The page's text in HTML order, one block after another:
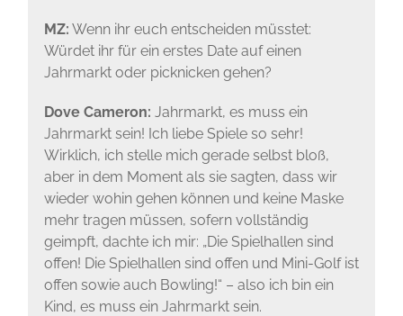
MZ: Wenn ihr euch entscheiden müsstet:
Würdet ihr für ein erstes Date auf einen
Jahrmarkt oder picknicken gehen?
Dove Cameron: Jahrmarkt, es muss ein
Jahrmarkt sein! Ich liebe Spiele so sehr!
Wirklich, ich stelle mich gerade selbst bloß,
aber in dem Moment als sie sagten, dass wir
wieder wohin gehen können und keine Maske
mehr tragen müssen, sofern vollständig
geimpft, dachte ich mir: „Die Spielhallen sind
offen! Die Spielhallen sind offen und Mini-Golf ist
offen sowie auch Bowling!“ – also ich bin ein
Kind, es muss ein Jahrmarkt sein.